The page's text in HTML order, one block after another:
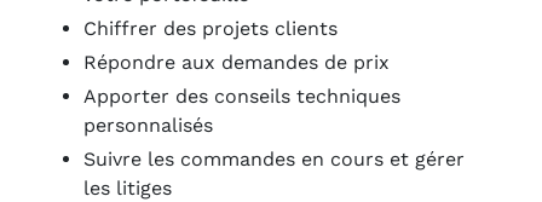
Chiffrer des projets clients
Répondre aux demandes de prix
Apporter des conseils techniques
personnalisés
Suivre les commandes en cours et gérer
les litiges